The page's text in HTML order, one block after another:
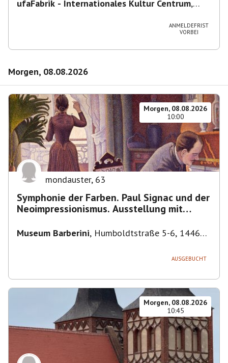
ufaFabrik - Internationales Kultur Centrum,
ANMELDEFRIST
VORBEI
Morgen, 08.08.2026
Morgen, 08.08.2026
10:00
mondauster, 63
Symphonie der Farben. Paul Signac und der
Neoimpressionismus. Ausstellung mit
Museum Barberini, Humboldtstraße 5-6, 14467
AUSGEBUCHT
Morgen, 08.08.2026
10:45